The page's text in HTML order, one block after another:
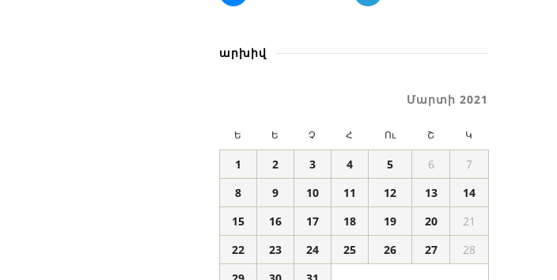
արխիվ
Մարտի 2021
Ե Ե Չ Հ Ու Շ Կ
1 2 3 4 5 6
7
8
9 10 11 12 13
14
15
16 17 18 19 20
21
22
23 24 25 26 27
28